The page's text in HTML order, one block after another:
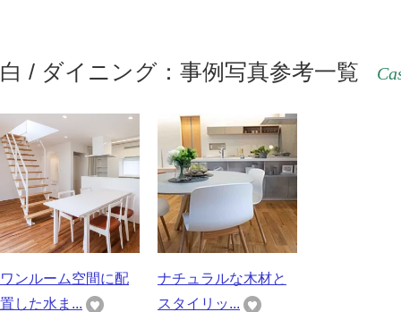
白 / ダイニング：事例写真参考一覧
ワンルーム空間に配
置した水ま...
ナチュラルな木材と
スタイリッ...